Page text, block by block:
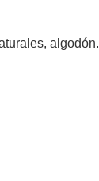
algodón.